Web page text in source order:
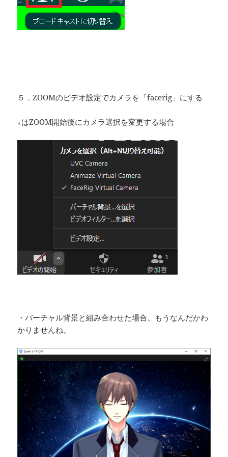
５．ZOOMのビデオ設定でカメラを「facerig」にする
↓はZOOM開始後にカメラ選択を変更する場合
・バーチャル背景と組み合わせた場合。もうなんだかわ
かりませんね。